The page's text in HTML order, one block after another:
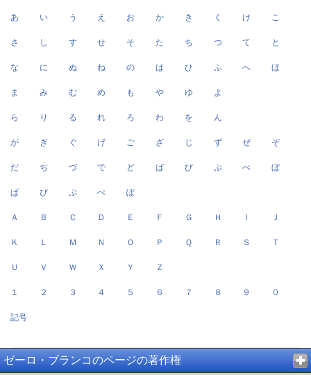
あ い う え お か き く け こ
さ し す せ そ た ち つ て と
な に ぬ ね の は ひ ふ へ ほ
ま み む め も や ゆ よ
ら り る れ ろ わ を ん
が ぎ ぐ げ ご ざ じ ず ぜ ぞ
だ ぢ づ で ど ば び ぶ べ ぼ
ぱ ぴ ぷ ぺ ぽ
Ａ Ｂ Ｃ Ｄ Ｅ Ｆ Ｇ Ｈ Ｉ Ｊ
Ｋ Ｌ Ｍ Ｎ Ｏ Ｐ Ｑ Ｒ Ｓ Ｔ
Ｕ Ｖ Ｗ Ｘ Ｙ Ｚ
１ ２ ３ ４ ５ ６ ７ ８ ９ ０
記号
ゼーロ・ブランコのページの著作権